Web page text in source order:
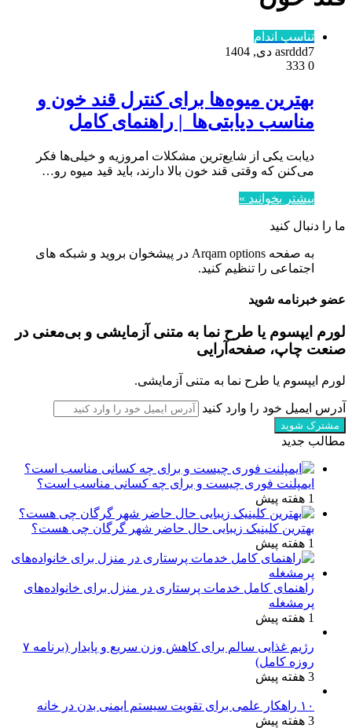
تناسب اندام
asrddd7 دی, 1404
0
بهترین میوه‌ها برای کنترل قند خون و
مناسب دیابتی‌ها | راهنمای کامل
دیابت یکی از شایع‌ترین مشکلات امروزیه و خیلی‌ها فکر
می‌کنن که وقتی قند خون بالا دارند، باید قید میوه رو…
بیشتر بخوانید »
ما را دنبال کنید
به صفحه Arqam options در پیشخوان بروید و شبکه های
اجتماعی را تنظیم کنید.
عضو خبرنامه شوید
لورم ایپسوم یا طرح‌ نما به متنی آزمایشی و بی‌معنی در
صنعت چاپ، صفحه‌آرایی
لورم ایپسوم یا طرح‌ نما به متنی آزمایشی.
آدرس ایمیل خود را وارد کنید
مطالب جدید
ایمپلنت فوری چیست و برای چه کسانی مناسب است؟
1 هفته پیش
بهترین کلینیک زیبایی حال حاضر شهر گرگان چی هست؟
1 هفته پیش
راهنمای کامل خدمات پرستاری در منزل برای خانواده‌های
پرمشغله
1 هفته پیش
رژیم غذایی سالم برای کاهش وزن سریع و پایدار (برنامه ۷
روزه کامل)
3 هفته پیش
۱۰ راهکار علمی برای تقویت سیستم ایمنی بدن در خانه
3 هفته پیش